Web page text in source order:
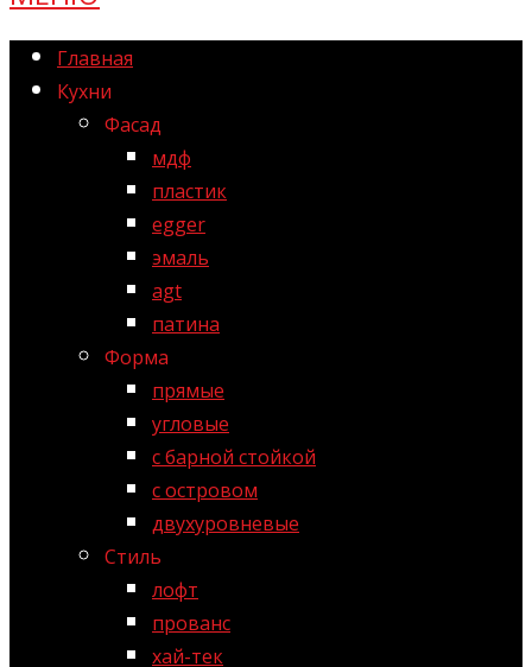
Главная
Кухни
Фасад
мдф
пластик
egger
эмаль
agt
патина
Форма
прямые
угловые
с барной стойкой
с островом
двухуровневые
Стиль
лофт
прованс
хай-тек